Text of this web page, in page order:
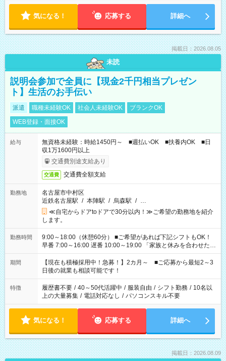
気になる！ 応募する 詳細へ
掲載日：2026.08.05
未読
説明会参加で全員に【現金2千円相当プレゼン
ト】生活のお手伝い
派遣 職種未経験OK 社会人未経験OK
ブランクOK
WEB登録・面接OK
給与
無資格未経験：時給1450円～ ■週払いOK ■扶養内OK ■日
収1万1600円以上
交通費別途支給あり
交通費 交通費全額支給
勤務地
名古屋市中村区
近鉄名古屋駅 / 本陣駅 / 烏森駅 / …
≪自宅からドアtoドアで30分以内！≫ご希望の勤務地を紹介
します。
勤務時間
9:00～18:00（休憩60分） ■ご希望があれば下記シフトもOK！
早番 7:00～16:00 遅番 10:00～19:00 「家族と休みを合わせた
い」 「余裕を持って夕飯の準備がしたい」 「できれば残業はし
たくない」 など、ご希望を教えてくださいね。 ※Wワーク希望
の方へ 今ご覧のお仕事で希望する勤務時間と、もう1つのお仕事
の勤務時間。 合計で週40時間を超える場合は応募できません。
期間
【現在も積極採用中！急募！】2カ月～ ■ご応募から最短2～3
日後の就業も相談可能です！
特徴 履歴書不要 / 40～50代活躍中 / 服装自由 / シフト勤務 / 10名以
上の大量募集 / 電話対応なし / パソコンスキル不要
気になる！ 応募する 詳細へ
掲載日：2026.08.09